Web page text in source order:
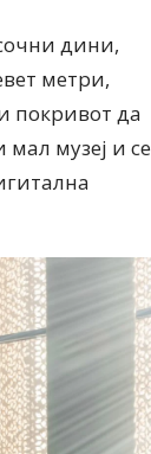
дини,
метри,
покривот да
музеј и се